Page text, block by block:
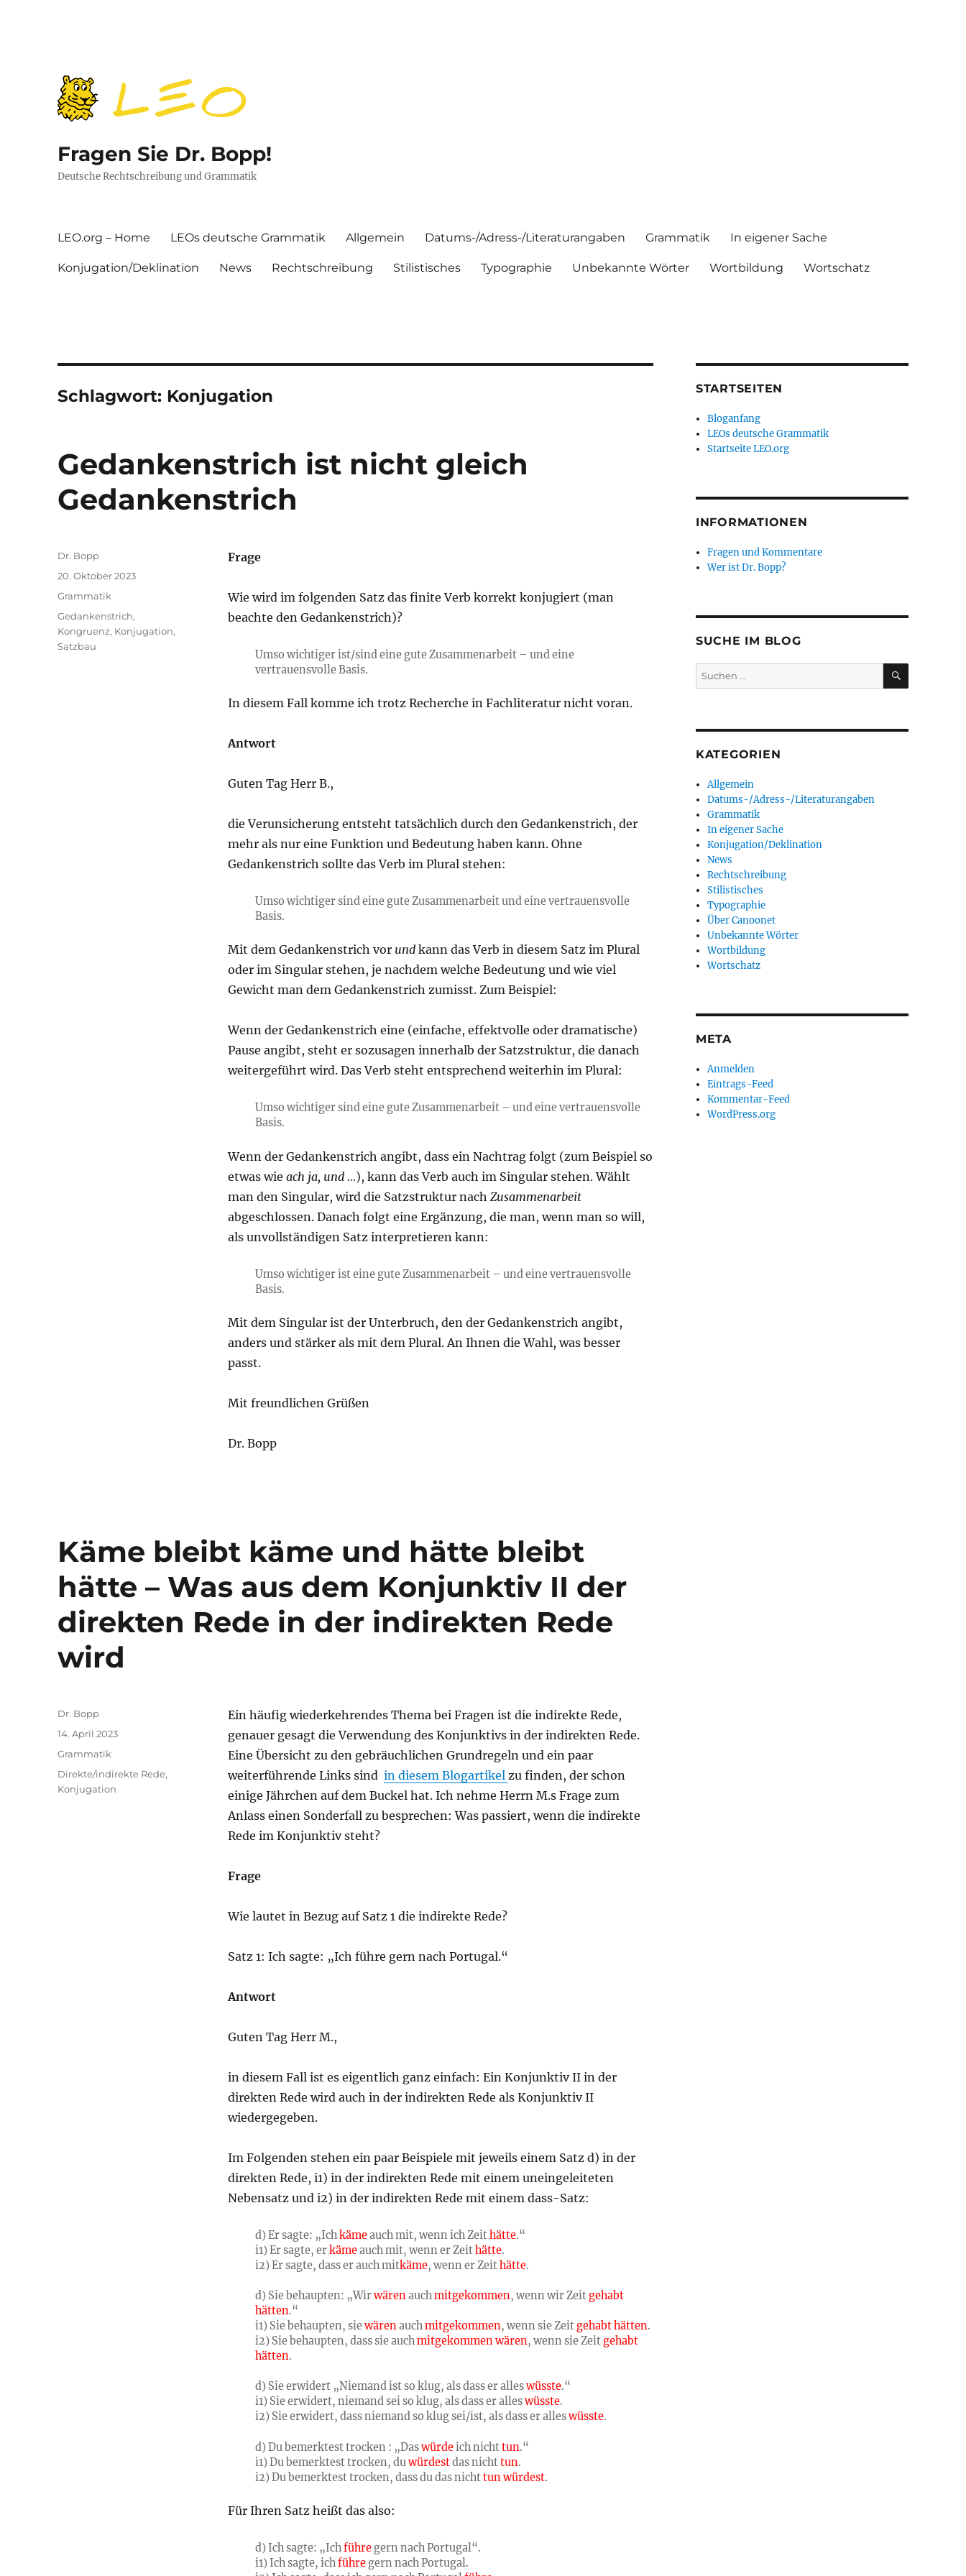
Fragen Sie Dr. Bopp!
Deutsche Rechtschreibung und Grammatik
LEO.org – Home LEOs deutsche Grammatik Allgemein Datums-/Adress-/Literaturangaben Grammatik In eigener Sache
Konjugation/Deklination News Rechtschreibung Stilistisches Typographie Unbekannte Wörter Wortbildung Wortschatz
Schlagwort: Konjugation
Gedankenstrich ist nicht gleich
Gedankenstrich
Frage
Wie wird im folgenden Satz das finite Verb korrekt konjugiert (man
beachte den Gedankenstrich)?
Umso wichtiger ist/sind eine gute Zusammenarbeit – und eine
vertrauensvolle Basis.
In diesem Fall komme ich trotz Recherche in Fachliteratur nicht voran.
Antwort
Guten Tag Herr B.,
die Verunsicherung entsteht tatsächlich durch den Gedankenstrich, der
mehr als nur eine Funktion und Bedeutung haben kann. Ohne
Gedankenstrich sollte das Verb im Plural stehen:
Umso wichtiger sind eine gute Zusammenarbeit und eine vertrauensvolle
Basis.
Mit dem Gedankenstrich vor undkann das Verb in diesem Satz im Plural
oder im Singular stehen, je nachdem welche Bedeutung und wie viel
Gewicht man dem Gedankenstrich zumisst. Zum Beispiel:
Wenn der Gedankenstrich eine (einfache, effektvolle oder dramatische)
Pause angibt, steht er sozusagen innerhalb der Satzstruktur, die danach
weitergeführt wird. Das Verb steht entsprechend weiterhin im Plural:
Umso wichtiger sind eine gute Zusammenarbeit – und eine vertrauensvolle
Basis.
Wenn der Gedankenstrich angibt, dass ein Nachtrag folgt (zum Beispiel so
etwas wie ach ja, und …), kann das Verb auch im Singular stehen. Wählt
man den Singular, wird die Satzstruktur nach Zusammenarbeit
abgeschlossen. Danach folgt eine Ergänzung, die man, wenn man so will,
als unvollständigen Satz interpretieren kann:
Umso wichtiger ist eine gute Zusammenarbeit – und eine vertrauensvolle
Basis.
Mit dem Singular ist der Unterbruch, den der Gedankenstrich angibt,
anders und stärker als mit dem Plural. An Ihnen die Wahl, was besser
passt.
Mit freundlichen Grüßen
Dr. Bopp
Autor
Dr. Bopp
Veröffentlicht
20. Oktober 2023
Kategorien
Grammatik
Schlagwörter
Gedankenstrich,
Kongruenz, Konjugation,
Satzbau
Käme bleibt käme und hätte bleibt
hätte – Was aus dem Konjunktiv II der
direkten Rede in der indirekten Rede
wird
Ein häufig wiederkehrendes Thema bei Fragen ist die indirekte Rede,
genauer gesagt die Verwendung des Konjunktivs in der indirekten Rede.
Eine Übersicht zu den gebräuchlichen Grundregeln und ein paar
weiterführende Links sind in diesem Blogartikel zu finden, der schon
einige Jährchen auf dem Buckel hat. Ich nehme Herrn M.s Frage zum
Anlass einen Sonderfall zu besprechen: Was passiert, wenn die indirekte
Rede im Konjunktiv steht?
Frage
Wie lautet in Bezug auf Satz 1 die indirekte Rede?
Satz 1: Ich sagte: „Ich führe gern nach Portugal.“
Antwort
Guten Tag Herr M.,
in diesem Fall ist es eigentlich ganz einfach: Ein Konjunktiv II in der
direkten Rede wird auch in der indirekten Rede als Konjunktiv II
wiedergegeben.
Im Folgenden stehen ein paar Beispiele mit jeweils einem Satz d) in der
direkten Rede, i1) in der indirekten Rede mit einem uneingeleiteten
Nebensatz und i2) in der indirekten Rede mit einem dass-Satz:
d) Er sagte: „Ichkämeauch mit, wenn ich Zeithätte.“
i1) Er sagte, erkämeauch mit, wenn er Zeithätte.
i2) Er sagte, dass er auch mitkäme, wenn er Zeithätte.
d) Sie behaupten: „Wirwärenauchmitgekommen, wenn wir Zeit gehabt
hätten.“
i1) Sie behaupten, siewärenauchmitgekommen, wenn sie Zeit gehabt hätten.
i2) Sie behaupten, dass sie auchmitgekommen wären, wenn sie Zeit gehabt
hätten.
d) Sie erwidert „Niemand ist so klug, als dass er alleswüsste.“
i1) Sie erwidert, niemand sei so klug, als dass er alleswüsste.
i2) Sie erwidert, dass niemand so klug sei/ist, als dass er alleswüsste.
d) Du bemerktest trocken : „Daswürdeich nichttun.“
i1) Du bemerktest trocken, duwürdestdas nichttun.
i2) Du bemerktest trocken, dass du das nichttun würdest.
Für Ihren Satz heißt das also:
d) Ich sagte: „Ichführe gern nach Portugal“.
i1) Ich sagte, ichführe gern nach Portugal.
Autor
Dr. Bopp
Veröffentlicht
14. April 2023
Kategorien
Grammatik
Schlagwörter
Direkte/indirekte Rede,
Konjugation
STARTSEITEN
Bloganfang
LEOs deutsche Grammatik
Startseite LEO.org
INFORMATIONEN
Fragen und Kommentare
Wer ist Dr. Bopp?
SUCHE IM BLOG
Suchen
nach:
SUCHEN
KATEGORIEN
Allgemein
Datums-/Adress-/Literaturangaben
Grammatik
In eigener Sache
Konjugation/Deklination
News
Rechtschreibung
Stilistisches
Typographie
Über Canoonet
Unbekannte Wörter
Wortbildung
Wortschatz
META
Anmelden
Eintrags-Feed
Kommentar-Feed
WordPress.org